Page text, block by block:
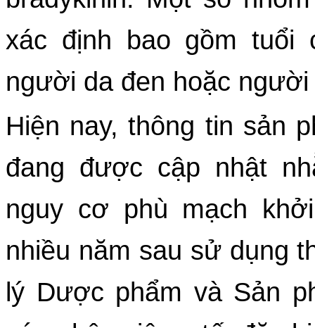
xác định bao gồm
người da đen hoặc
Hiện nay, thông tin sản
đang được cập nhật
nguy cơ phù mạch
nhiều năm sau sử dụng
lý Dược phẩm và Sản